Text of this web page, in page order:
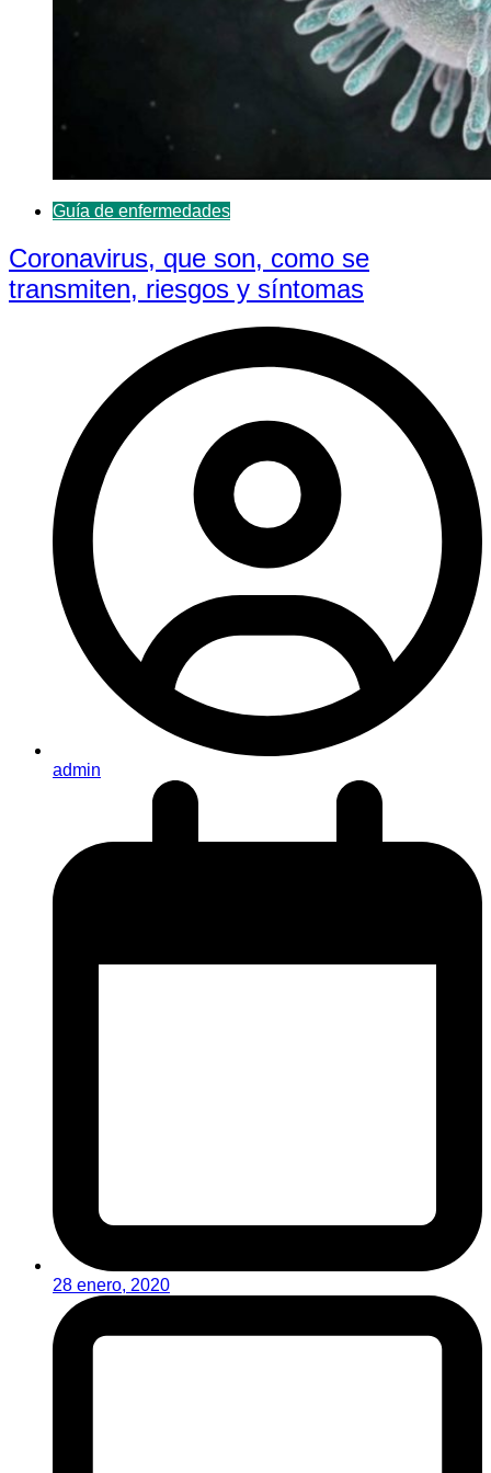
Guía de enfermedades
Coronavirus, que son, como se
transmiten, riesgos y síntomas
admin
28 enero, 2020